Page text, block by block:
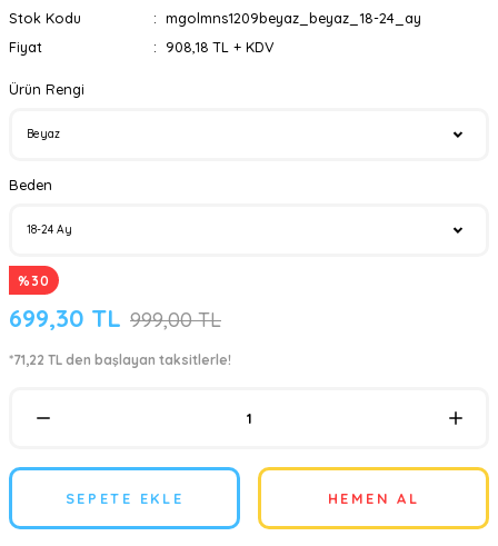
Stok Kodu
mgolmns1209beyaz_beyaz_18-24_ay
Fiyat
908,18 TL + KDV
Ürün Rengi
Beden
%30
699,30 TL 999,00 TL
*71,22 TL den başlayan taksitlerle!
SEPETE EKLE HEMEN AL